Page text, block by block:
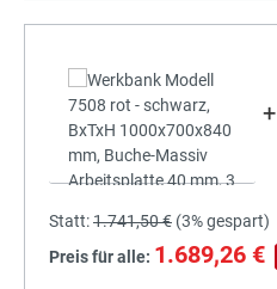
+
Statt:1.741,50 € (3%gespart)
Preis für alle: 1.689,26 €